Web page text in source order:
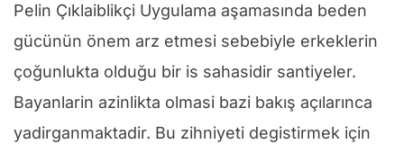
Pelin Çıklaiblikçi Uygulama aşamasında beden
gücünün önem arz etmesi sebebiyle erkeklerin
çoğunlukta olduğu bir is sahasidir santiyeler.
Bayanlarin azinlikta olmasi bazi bakış açılarınca
yadirganmaktadir. Bu zihniyeti degistirmek için